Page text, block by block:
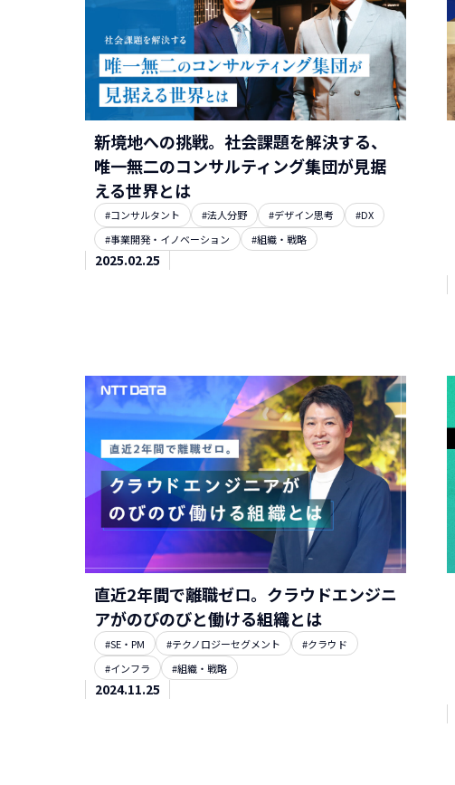
新境地への挑戦。社会課題を解決する、
唯一無二のコンサルティング集団が見据
える世界とは
#コンサルタント #法人分野 #デザイン思考
#DX
#事業開発・イノベーション
#組織・戦略
2025.02.25
直近2年間で離職ゼロ。クラウドエンジニ
アがのびのびと働ける組織とは
#SE・PM #テクノロジーセグメント
#クラウド
#インフラ
#組織・戦略
2024.11.25